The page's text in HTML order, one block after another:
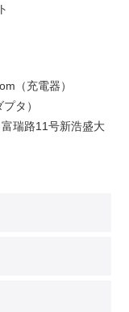
（充電器）
タ）
瑞路11号新浩盛大